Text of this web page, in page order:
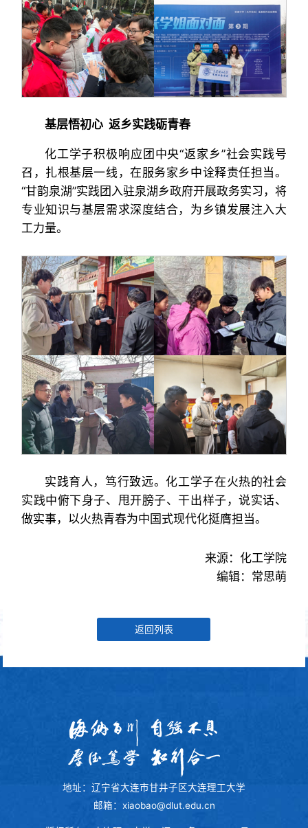
基层悟初心 返乡实践砺青春
化工学子积极响应团中央“返家乡”社会实践号
召，扎根基层一线，在服务家乡中诠释责任担当。
“甘韵泉湖”实践团入驻泉湖乡政府开展政务实习，将
专业知识与基层需求深度结合，为乡镇发展注入大
工力量。
实践育人，笃行致远。化工学子在火热的社会
实践中俯下身子、甩开膀子、干出样子，说实话、
做实事，以火热青春为中国式现代化挺膺担当。
来源：化工学院
编辑：常思萌
返回列表
地址：辽宁省大连市甘井子区大连理工大学
邮箱：xiaobao@dlut.edu.cn